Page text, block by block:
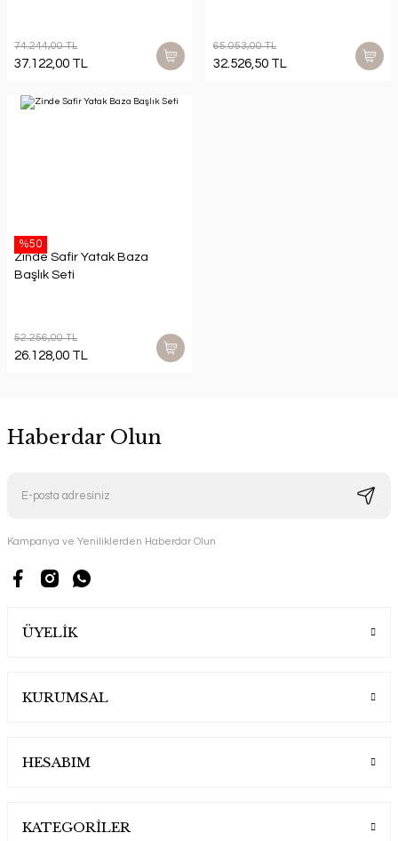
74.244,00 TL
37.122,00 TL
65.053,00 TL
32.526,50 TL
%50
Zinde Safir Yatak Baza
Başlık Seti
52.256,00 TL
26.128,00 TL
Haberdar Olun
Kampanya ve Yeniliklerden Haberdar Olun
ÜYELİK
KURUMSAL
HESABIM
KATEGORİLER